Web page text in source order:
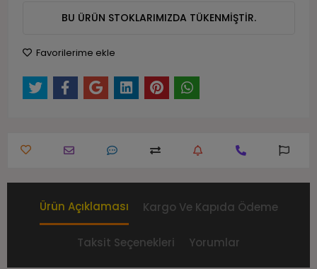
BU ÜRÜN STOKLARIMIZDA TÜKENMİŞTİR.
Favorilerime ekle
Ürün Açıklaması Kargo Ve Kapıda Ödeme
Taksit Seçenekleri Yorumlar